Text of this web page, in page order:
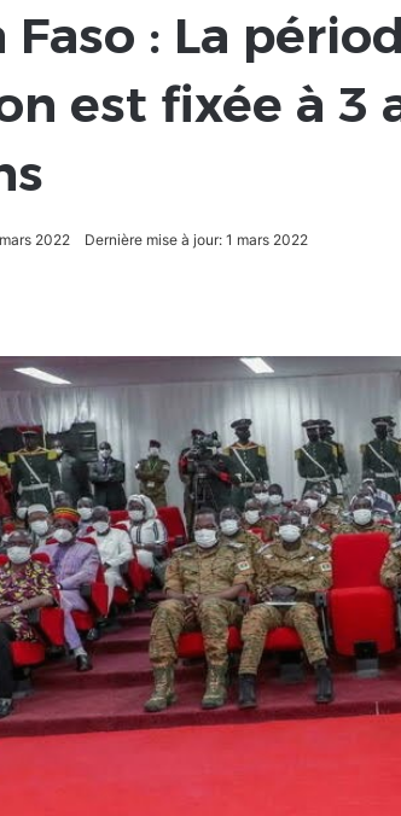
Faso : La
est fixée à 3
2022 Dernière mise à jour: 1 mars 2022